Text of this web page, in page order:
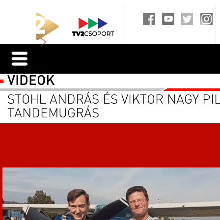
VIDEÓK
STOHL ANDRÁS ÉS VIKTOR NAGY
TANDEMUGRÁS